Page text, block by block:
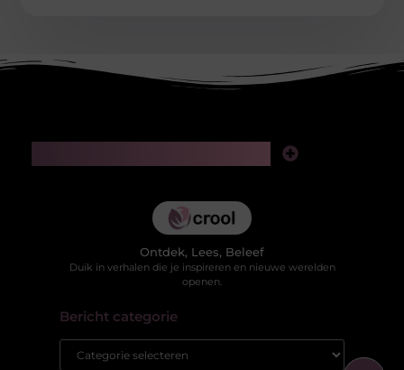
Ontdek, Lees, Beleef
Duik in verhalen die je inspireren en nieuwe werelden
openen.
Bericht categorie